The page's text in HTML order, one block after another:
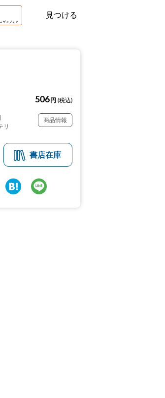
見つける
506 円 (税込)
リ
商品情報
書店在庫